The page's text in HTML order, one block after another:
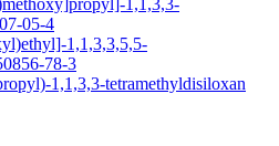
1,1,3,3-
05-4
1,1,3,3,5,5-
78-3
1,1,3,3-tetramethyldisiloxan